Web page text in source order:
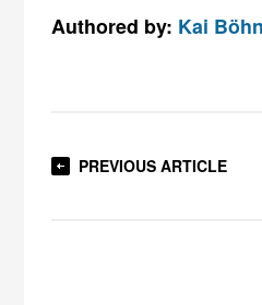
Authored by: Kai
PREVIOUS ARTICLE